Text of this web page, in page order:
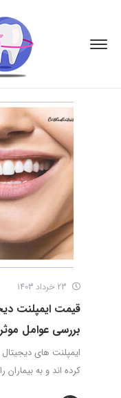
بررسی عوامل
ایمپلنت های دیجیتال
کرده اند و به